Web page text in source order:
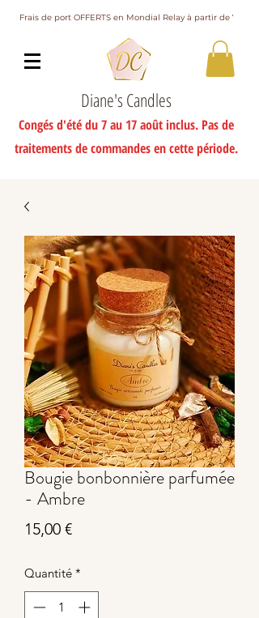
Frais de port OFFERTS en Mondial Relay à partir de 75€
Diane's Candles
Congés d'été du 7 au 17 août inclus. Pas de
traitements de commandes en cette période.
Bougie bonbonnière parfumée
- Ambre
15,00 €Prix
Quantité *